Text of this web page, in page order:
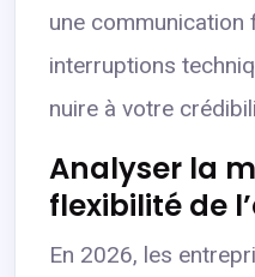
une communication
interruptions
nuire à votre
Analyser la
flexibilité de
En 2026, les